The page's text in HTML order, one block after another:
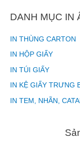
DANH MỤC IN
IN THÙNG CARTON
IN HỘP GIẤY
IN TÚI GIẤY
IN KỆ GIẤY TRƯNG
IN TEM, NHÃN,